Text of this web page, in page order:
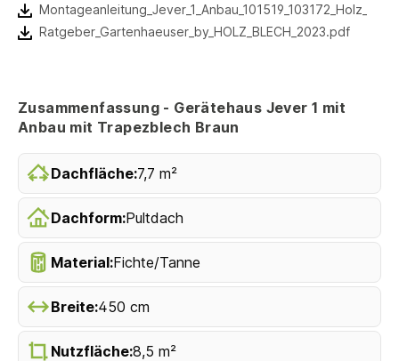
Ratgeber_Gartenhaeuser_by_HOLZ_BLECH_2023.pdf
Zusammenfassung - Gerätehaus Jever 1 mit
Anbau mit Trapezblech Braun
Dachfläche:7,7 m²
Dachform:Pultdach
Material:Fichte/Tanne
Breite:450 cm
Nutzfläche:8,5 m²